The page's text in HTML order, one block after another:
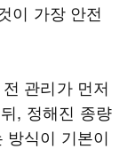
이 가장 안전
관리가 먼저
, 정해진 종량
방식이 기본이